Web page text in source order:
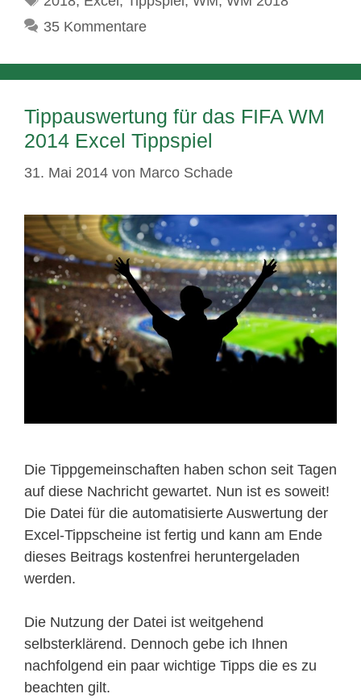
35 Kommentare
Tippauswertung für das FIFA WM
2014 Excel Tippspiel
31. Mai 2014 von Marco Schade
Die Tippgemeinschaften haben schon seit Tagen
auf diese Nachricht gewartet. Nun ist es soweit!
Die Datei für die automatisierte Auswertung der
Excel-Tippscheine ist fertig und kann am Ende
dieses Beitrags kostenfrei heruntergeladen
werden.
Die Nutzung der Datei ist weitgehend
selbsterklärend. Dennoch gebe ich Ihnen
nachfolgend ein paar wichtige Tipps die es zu
beachten gilt.